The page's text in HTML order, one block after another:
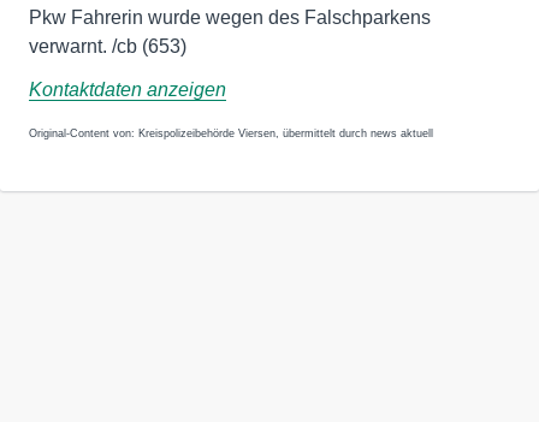
Pkw Fahrerin wurde wegen des Falschparkens
verwarnt. /cb (653)
Kontaktdaten anzeigen
Original-Content von: Kreispolizeibehörde Viersen, übermittelt durch news aktuell